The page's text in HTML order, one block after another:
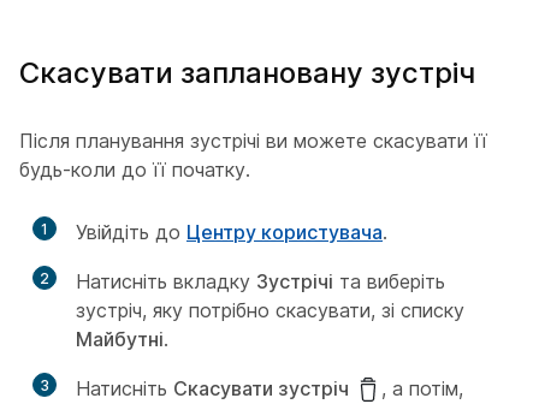
Скасувати заплановану зустріч
Після планування зустрічі ви можете скасувати її
будь-коли до її початку.
1 Увійдіть до Центру користувача.
2 Натисніть вкладку Зустрічі та виберіть
зустріч, яку потрібно скасувати, зі списку
Майбутні.
3 Натисніть Скасувати зустріч
, а потім,